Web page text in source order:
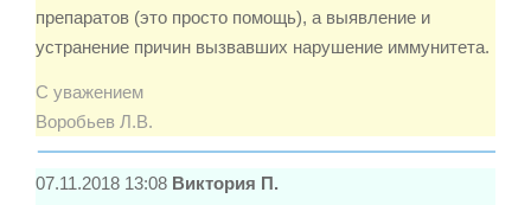
препаратов (это просто помощь), а выявление и
устранение причин вызвавших нарушение иммунитета.
С уважением
Воробьев Л.В.
07.11.2018 13:08 Виктория П.